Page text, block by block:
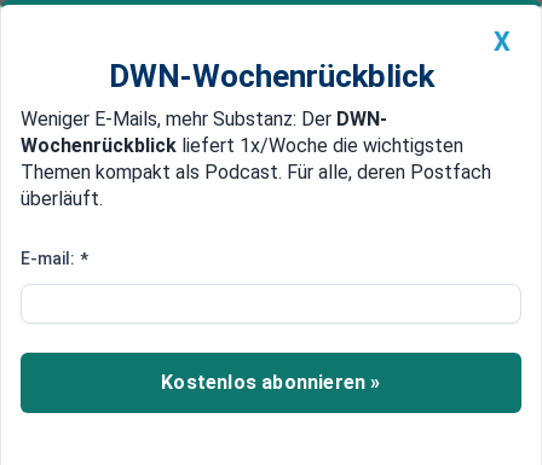
Newsticker MEIN DWN: Geldanlage Premium
Edelmetalle DWN-Magazin China
Revolution in der
Biokohle unseren Bedarf
nachhaltig decken?
X
DWN-Wochenrückblick
Weniger E-Mails, mehr Substanz: Der DWN-
Wochenrückblick liefert 1x/Woche die wichtigsten
Themen kompakt als Podcast. Für alle, deren Postfach
überläuft.
E-mail: *
Kostenlos abonnieren »